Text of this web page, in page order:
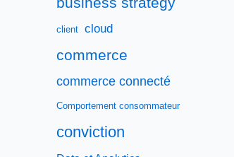
client cloud
commerce
commerce connecté
Comportement consommateur
conviction